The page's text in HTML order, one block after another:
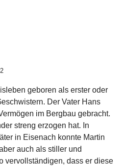
geboren als erster oder
Der Vater Hans
im Bergbau gebracht.
streng erzogen hat. In
in Eisenach konnte Martin
auch als stiller und
vervollständigen, dass er diese